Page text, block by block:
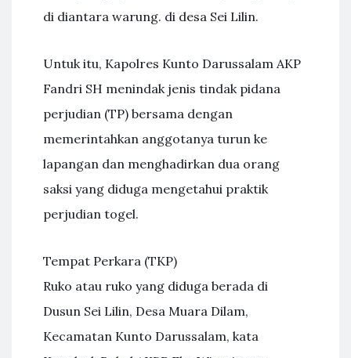
di diantara warung. di desa Sei Lilin.
Untuk itu, Kapolres Kunto Darussalam AKP
Fandri SH menindak jenis tindak pidana
perjudian (TP) bersama dengan
memerintahkan anggotanya turun ke
lapangan dan menghadirkan dua orang
saksi yang diduga mengetahui praktik
perjudian togel.
Tempat Perkara (TKP)
Ruko atau ruko yang diduga berada di
Dusun Sei Lilin, Desa Muara Dilam,
Kecamatan Kunto Darussalam, kata